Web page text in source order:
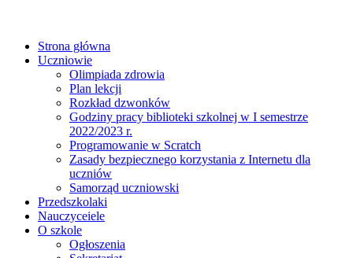
Strona główna
Uczniowie
Olimpiada zdrowia
Plan lekcji
Rozkład dzwonków
Godziny pracy biblioteki szkolnej w I semestrze
2022/2023 r.
Programowanie w Scratch
Zasady bezpiecznego korzystania z Internetu dla
uczniów
Samorząd uczniowski
Przedszkolaki
Nauczyceiele
O szkole
Ogłoszenia